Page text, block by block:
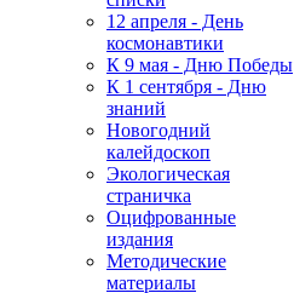
12 апреля - День
космонавтики
К 9 мая - Дню Победы
К 1 сентября - Дню
знаний
Новогодний
калейдоскоп
Экологическая
страничка
Оцифрованные
издания
Методические
материалы